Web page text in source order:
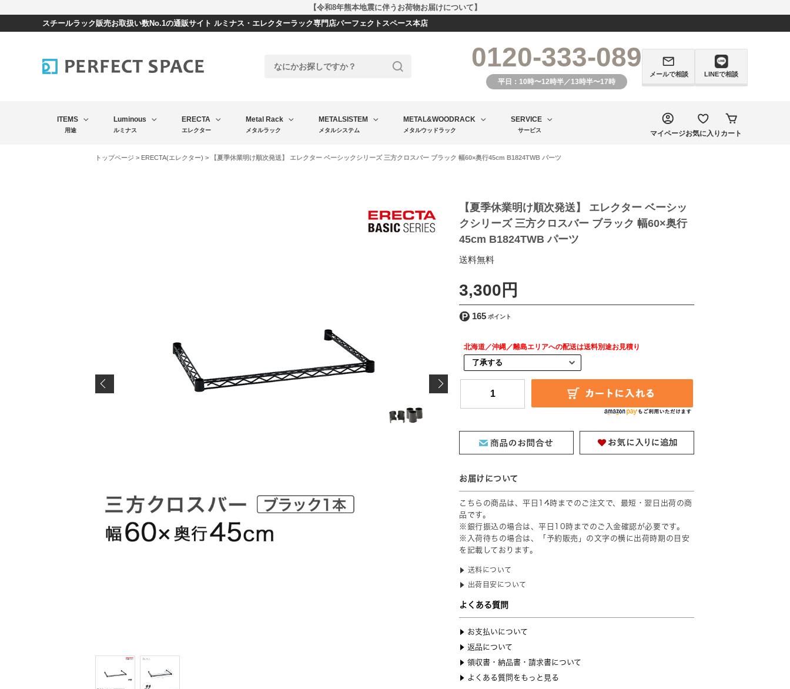
【令和8年熊本地震に伴うお荷物お届けについて】
スチールラック販売お取扱い数No.1の通販サイト ルミナス・エレクターラック専門店パーフェクトスペース本店
0120-333-089
平日：10時〜12時半／13時半〜17時
メールで相談 LINEで相談
ITEMS
用途
Luminous
ルミナス
ERECTA
エレクター
Metal Rack
メタルラック
METALSISTEM
メタルシステム
METAL&WOODRACK
メタルウッドラック
SERVICE
サービス マイページお気に入り カート
トップページ > ERECTA(エレクター) > 【夏季休業明け順次発送】 エレクター ベーシックシリーズ 三方クロスバー ブラック 幅60×奥行45cm B1824TWB パーツ
【夏季休業明け順次発送】 エレクター ベーシッ
クシリーズ 三方クロスバー ブラック 幅60×奥行
45cm B1824TWB パーツ
3,300円
165
[ 送料込 ]
北海道／沖縄／離島エリアへの配送は送料別途お見積り